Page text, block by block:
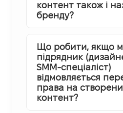
контент також і
бренду?
Що робити, якщо
підрядник
SMM-спеціаліст)
відмовляється
права на
контент?